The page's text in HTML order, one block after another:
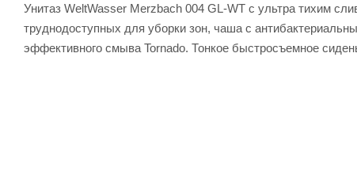
Унитаз WeltWasser Merzbach 004 GL-WT с ультра тихим
труднодоступных для уборки зон, чаша с
эффективного смыва Tornado. Тонкое быстросъемное